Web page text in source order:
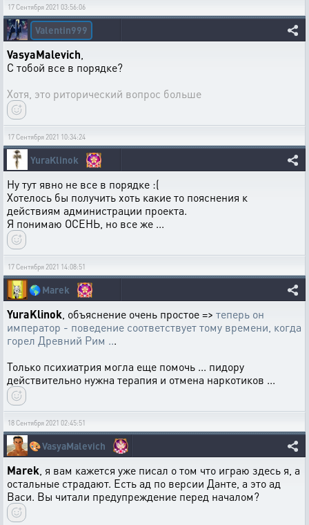
17 Сентября 2021 03:56:06
Valentin999
VasyaMalevich
С тобой все в порядке?
Хотя, это риторический вопрос больше
17 Сентября 2021 10:34:24
YuraKlinok
Ну тут явно не все в порядке :(
Хотелось бы получить хоть какие то пояснения к
действиям администрации проекта.
Я понимаю ОСЕНЬ, но все же ...
17 Сентября 2021 14:08:51
🌎Marek
YuraKlinok , объяснение очень простое => теперь он
император - поведение соответствует тому времени, когда
горел Древний Рим ...
Только психиатрия могла еще помочь ... пидору
действительно нужна терапия и отмена наркотиков ...
18 Сентября 2021 02:45:51
🎨VasyaMalevich
Marek , я вам кажется уже писал о том что играю здесь я, а
остальные страдают. Есть ад по версии Данте, а это ад
Васи. Вы читали предупреждение перед началом?